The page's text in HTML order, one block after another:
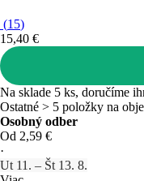
(15)
15,40 €
Na sklade 5 ks, doručíme
Ostatné > 5 položky na
Osobný odber
Od 2,59 €
·
Ut 11. – Št 13. 8.